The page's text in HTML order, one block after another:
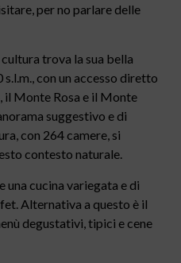
per no parlare delle
trova la sua bella
s.l.m., con un accesso diretto
il Monte Rosa e il Monte
suggestivo e di
con 264 camere, si
contesto naturale.
una cucina variegata e di
Alternativa a questo è il
degustativi, tipici e cene